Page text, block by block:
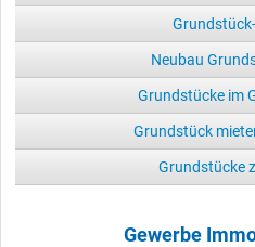
Neubau
Grundstücke im
Grundstück
Grundstücke
Gewerbe